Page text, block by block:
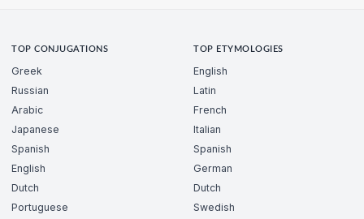
TOP CONJUGATIONS
Greek
Russian
Arabic
Japanese
Spanish
English
Dutch
Portuguese
TOP ETYMOLOGIES
English
Latin
French
Italian
Spanish
German
Dutch
Swedish